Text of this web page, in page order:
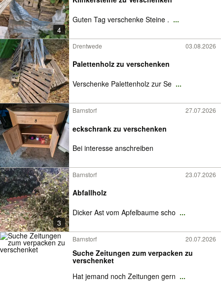
4
Guten Tag verschenke Steine . ...
Drentwede 03.08.2026
Palettenholz zu verschenken
Verschenke Palettenholz zur Se ...
Barnstorf 27.07.2026
eckschrank zu verschenken
Bei interesse anschreiben
3
Barnstorf 23.07.2026
Abfallholz
Dicker Ast vom Apfelbaume scho ...
Barnstorf 20.07.2026
Suche Zeitungen zum verpacken zu
verschenket
Hat jemand noch Zeitungen gern ...